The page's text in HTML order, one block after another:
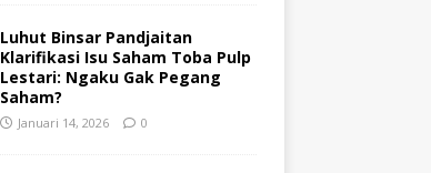
Luhut Binsar Pandjaitan
Klarifikasi Isu Saham Toba Pulp
Lestari: Ngaku Gak Pegang
Saham?
Januari 14, 2026 0